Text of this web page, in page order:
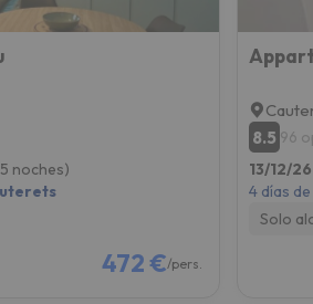
noches)
472 €/pers.
8.5 96
13/12/
4 días
Solo